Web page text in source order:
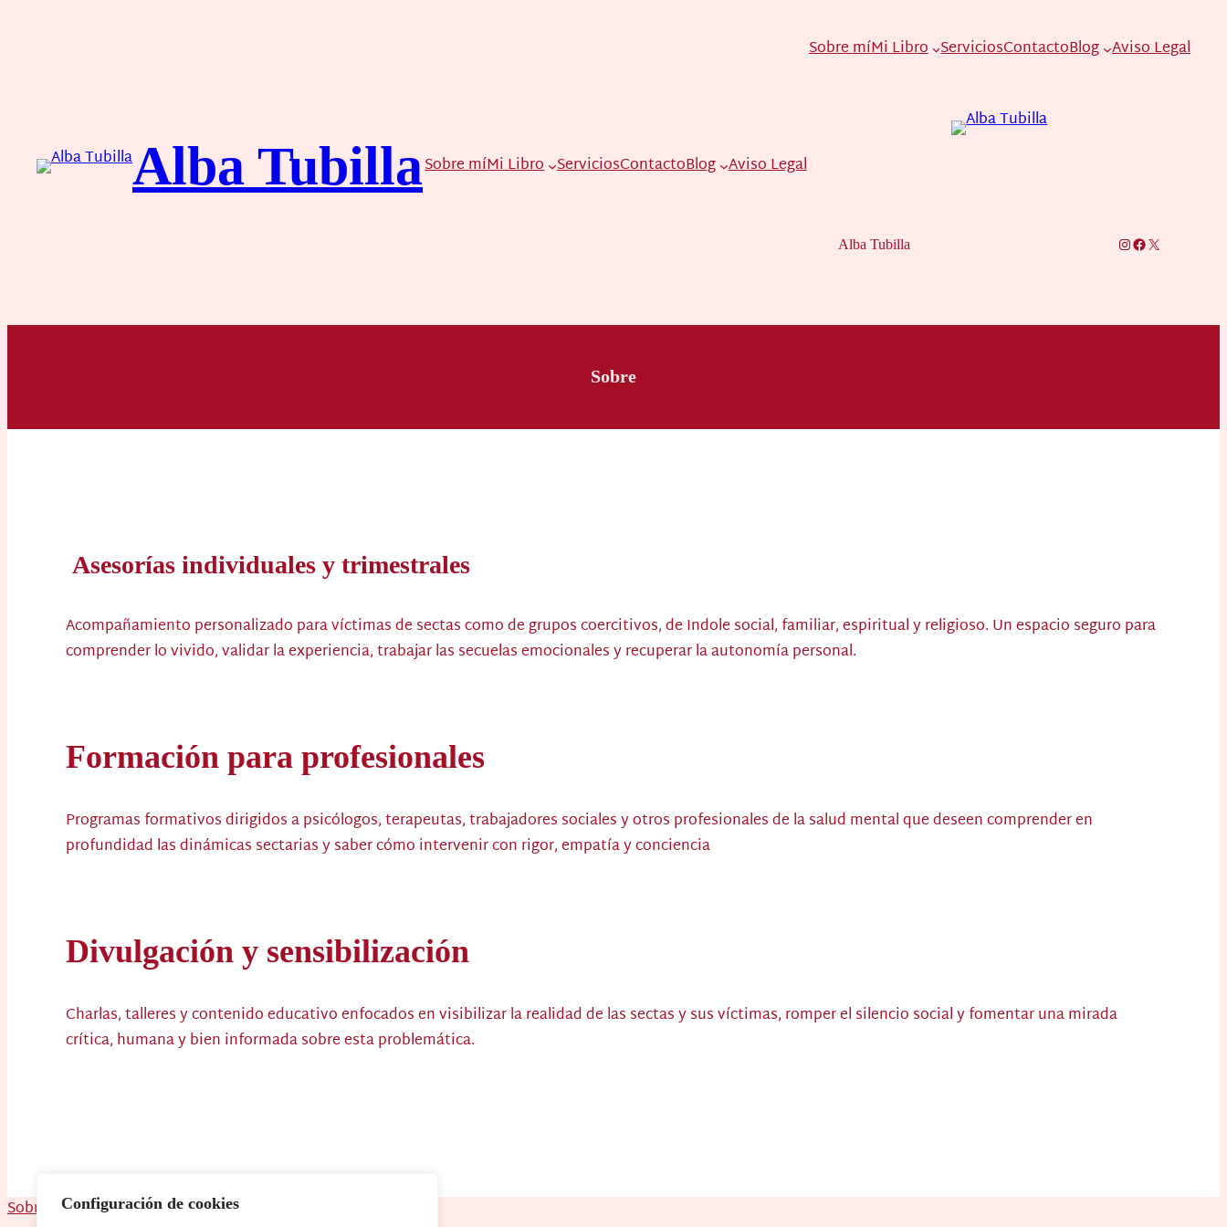
Configuración de cookies
Alba TubillaSobre míMi Libro ServiciosContactoBlog Aviso Legal
Sobre míMi Libro ServiciosContactoBlog Aviso Legal
Alba Tubilla Instagram
Facebook
X
Sobre
Asesorías individuales y trimestrales
Acompañamiento personalizado para víctimas de sectas como de grupos coercitivos, de Indole social, familiar, espiritual y religioso. Un espacio seguro para
comprender lo vivido, validar la experiencia, trabajar las secuelas emocionales y recuperar la autonomía personal.
Formación para profesionales
Programas formativos dirigidos a psicólogos, terapeutas, trabajadores sociales y otros profesionales de la salud mental que deseen comprender en
profundidad las dinámicas sectarias y saber cómo intervenir con rigor, empatía y conciencia
Divulgación y sensibilización
Charlas, talleres y contenido educativo enfocados en visibilizar la realidad de las sectas y sus víctimas, romper el silencio social y fomentar una mirada
crítica, humana y bien informada sobre esta problemática.
Sobre míMi Libro ServiciosContacto